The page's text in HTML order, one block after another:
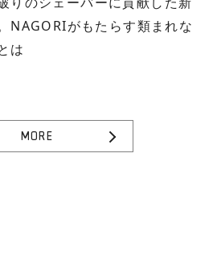
NAGORIがもたらす類まれな
は
MORE